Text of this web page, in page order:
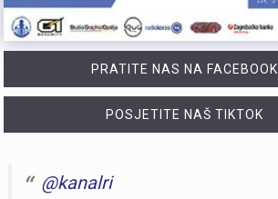
PRATITE NAS NA FACEBOOK
POSJETITE NAŠ TIKTOK
@kanalri